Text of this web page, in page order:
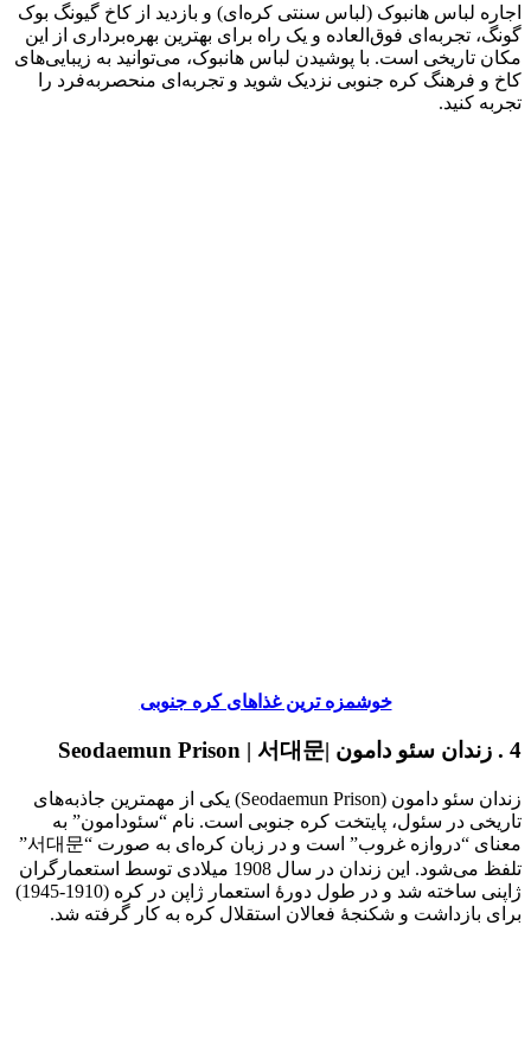
اجاره لباس هانبوک (لباس سنتی کره‌ای) و بازدید از کاخ گیونگ بوک
گونگ، تجربه‌ای فوق‌العاده و یک راه برای بهترین بهره‌برداری از این
مکان تاریخی است. با پوشیدن لباس هانبوک، می‌توانید به زیبایی‌های
کاخ و فرهنگ کره جنوبی نزدیک شوید و تجربه‌ای منحصربه‌فرد را
تجربه کنید.
خوشمزه ترین غذاهای کره جنوبی
4 . زندان سئو دامون |Seodaemun Prison | 서대문
زندان سئو دامون (Seodaemun Prison) یکی از مهمترین جاذبه‌های
تاریخی در سئول، پایتخت کره جنوبی است. نام “سئودامون” به
معنای “دروازه غروب” است و در زبان کره‌ای به صورت “서대문”
تلفظ می‌شود. این زندان در سال 1908 میلادی توسط استعمارگران
ژاپنی ساخته شد و در طول دورهٔ استعمار ژاپن در کره (1910-1945)
برای بازداشت و شکنجهٔ فعالان استقلال کره به کار گرفته شد.